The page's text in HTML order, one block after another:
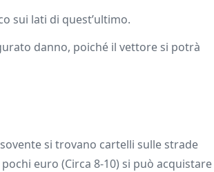
sui lati di quest’ultimo.
danno, poiché il vettore si potrà
si trovano cartelli sulle strade
euro (Circa 8-10) si può acquistare